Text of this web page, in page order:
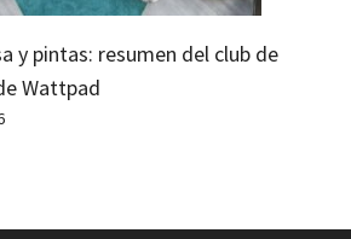
y pintas: resumen del club de
Wattpad